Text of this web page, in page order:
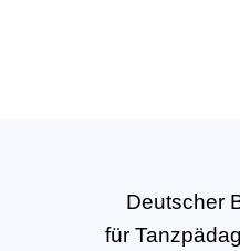
Deutscher
für